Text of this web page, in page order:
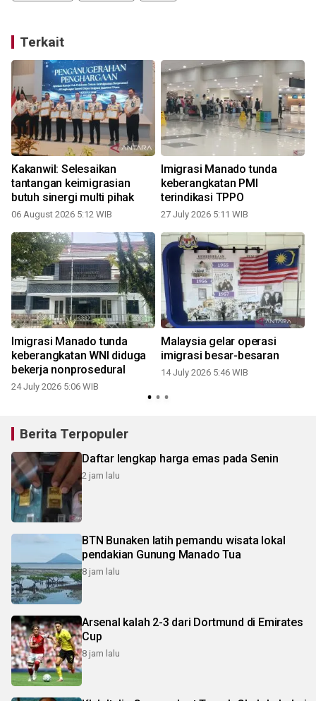
Terkait
Kakanwil: Selesaikan
tantangan keimigrasian
butuh sinergi multi pihak
06 August 2026 5:12 WIB
Imigrasi Manado tunda
keberangkatan PMI
terindikasi TPPO
27 July 2026 5:11 WIB
Imigrasi Manado tunda
keberangkatan WNI diduga
bekerja nonprosedural
24 July 2026 5:06 WIB
Malaysia gelar operasi
imigrasi besar-besaran
14 July 2026 5:46 WIB
Berita Terpopuler
Daftar lengkap harga emas pada Senin
2 jam lalu
BTN Bunaken latih pemandu wisata lokal
pendakian Gunung Manado Tua
8 jam lalu
Arsenal kalah 2-3 dari Dortmund di Emirates
Cup
8 jam lalu